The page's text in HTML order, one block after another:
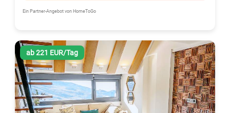
Ein Partner-Angebot von HomeToGo
ab 221 EUR/Tag